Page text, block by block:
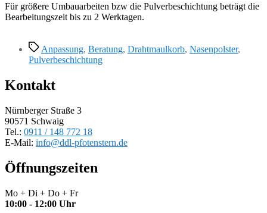
Für größere Umbauarbeiten bzw die Pulverbeschichtung beträgt die
Bearbeitungszeit bis zu 2 Werktagen.
Schlagwörter
Anpassung, Beratung, Drahtmaulkorb, Nasenpolster,
Pulverbeschichtung
Kontakt
Nürnberger Straße 3
90571 Schwaig
Tel.: 0911 / 148 772 18
E-Mail: info@ddl-pfotenstern.de
Öffnungszeiten
Mo + Di + Do + Fr
10:00 - 12:00 Uhr